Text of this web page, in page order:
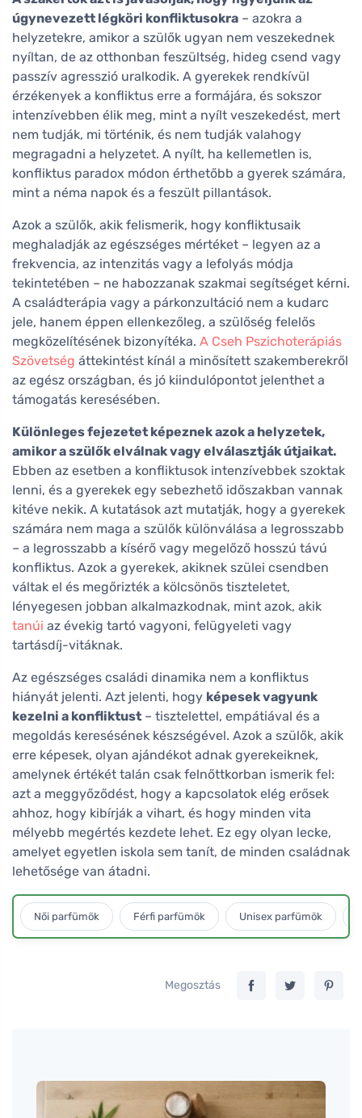
úgynevezett légköri konfliktusokra – azokra a
helyzetekre, amikor a szülők ugyan nem veszekednek
nyíltan, de az otthonban feszültség, hideg csend vagy
passzív agresszió uralkodik. A gyerekek rendkívül
érzékenyek a konfliktus erre a formájára, és sokszor
intenzívebben élik meg, mint a nyílt veszekedést, mert
nem tudják, mi történik, és nem tudják valahogy
megragadni a helyzetet. A nyílt, ha kellemetlen is,
konfliktus paradox módon érthetőbb a gyerek számára,
mint a néma napok és a feszült pillantások.
Azok a szülők, akik felismerik, hogy konfliktusaik
meghaladják az egészséges mértéket – legyen az a
frekvencia, az intenzitás vagy a lefolyás módja
tekintetében – ne habozzanak szakmai segítséget kérni.
A családterápia vagy a párkonzultáció nem a kudarc
jele, hanem éppen ellenkezőleg, a szülőség felelős
megközelítésének bizonyítéka. A Cseh Pszichoterápiás
Szövetség áttekintést kínál a minősített szakemberekről
az egész országban, és jó kiindulópontot jelenthet a
támogatás keresésében.
Különleges fejezetet képeznek azok a helyzetek,
amikor a szülők elválnak vagy elválasztják útjaikat.
Ebben az esetben a konfliktusok intenzívebbek szoktak
lenni, és a gyerekek egy sebezhető időszakban vannak
kitéve nekik. A kutatások azt mutatják, hogy a gyerekek
számára nem maga a szülők különválása a legrosszabb
– a legrosszabb a kísérő vagy megelőző hosszú távú
konfliktus. Azok a gyerekek, akiknek szülei csendben
váltak el és megőrizték a kölcsönös tiszteletet,
lényegesen jobban alkalmazkodnak, mint azok, akik
tanúi az évekig tartó vagyoni, felügyeleti vagy
tartásdíj-vitáknak.
Az egészséges családi dinamika nem a konfliktus
hiányát jelenti. Azt jelenti, hogy képesek vagyunk
kezelni a konfliktust – tisztelettel, empátiával és a
megoldás keresésének készségével. Azok a szülők, akik
erre képesek, olyan ajándékot adnak gyerekeiknek,
amelynek értékét talán csak felnőttkorban ismerik fel:
azt a meggyőződést, hogy a kapcsolatok elég erősek
ahhoz, hogy kibírják a vihart, és hogy minden vita
mélyebb megértés kezdete lehet. Ez egy olyan lecke,
amelyet egyetlen iskola sem tanít, de minden családnak
lehetősége van átadni.
Női parfümök Férfi parfümök Unisex parfümök
Megosztás